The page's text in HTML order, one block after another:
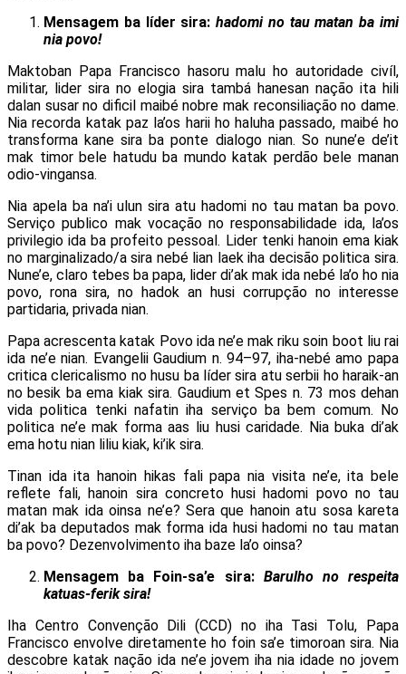
Mensagem ba líder sira:hadomi no tau matan ba imi
nia povo!
Maktoban Papa Francisco hasoru malu ho autoridade civíl,
militar, lider sira no elogia sira tambá hanesan nação ita hili
dalan susar no dificil maibé nobre mak reconsiliação no dame.
Nia recorda katak paz la’os harii ho haluha passado, maibé ho
transforma kane sira ba ponte dialogo nian. So nune’e de’it
mak timor bele hatudu ba mundo katak perdão bele manan
odio-vingansa.
Nia apela ba na’i ulun sira atu hadomi no tau matan ba povo.
Serviço publico mak vocação no responsabilidade ida, la’os
privilegio ida ba profeito pessoal. Lider tenki hanoin ema kiak
no marginalizado/a sira nebé lian laek iha decisão politica sira.
Nune’e, claro tebes ba papa, lider di’ak mak ida nebé la’o ho nia
povo, rona sira, no hadok an husi corrupção no interesse
partidaria, privada nian.
Papa acrescenta katak Povo ida ne’e mak riku soin boot liu rai
ida ne’e nian. Evangelii Gaudium n. 94–97, iha-nebé amo papa
critica clericalismo no husu ba líder sira atu serbii ho haraik-an
no besik ba ema kiak sira. Gaudium et Spes n. 73 mos dehan
vida politica tenki nafatin iha serviço ba bem comum. No
politica ne’e mak forma aas liu husi caridade. Nia buka di’ak
ema hotu nian liliu kiak, ki’ik sira.
Tinan ida ita hanoin hikas fali papa nia visita ne’e, ita bele
reflete fali, hanoin sira concreto husi hadomi povo no tau
matan mak ida oinsa ne’e? Sera que hanoin atu sosa kareta
di’ak ba deputados mak forma ida husi hadomi no tau matan
ba povo? Dezenvolvimento iha baze la’o oinsa?
Mensagem ba Foin-sa’e sira: Barulho no respeita
katuas-ferik sira!
Iha Centro Convenção Dili (CCD) no iha Tasi Tolu, Papa
Francisco envolve diretamente ho foin sa’e timoroan sira. Nia
descobre katak nação ida ne’e jovem iha nia idade no jovem